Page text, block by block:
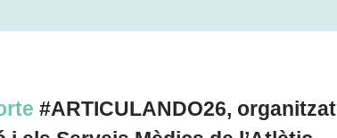
#ARTICULANDO26, organitzat